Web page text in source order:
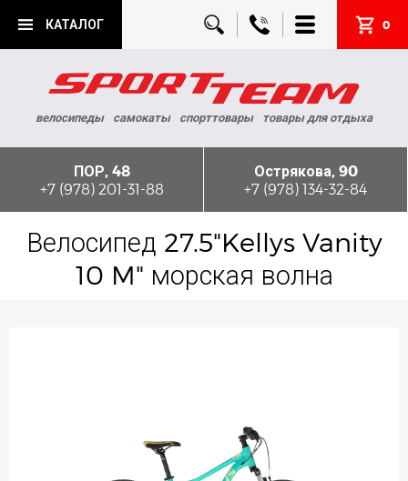
КАТАЛОГ 0
велосипеды самокаты спорттовары товары для отдыха
ПОР, 48
+7 (978) 201-31-88
Острякова, 90
+7 (978) 134-32-84
Велосипед 27.5"Kellys Vanity
10 M" морская волна